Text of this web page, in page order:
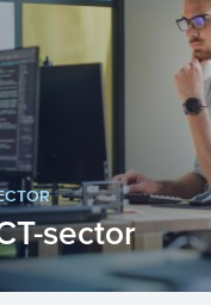
van uw
hier...
sector